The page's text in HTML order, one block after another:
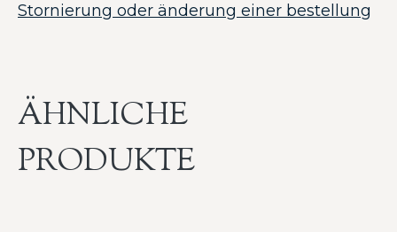
Stornierung oder änderung einer bestellung
ÄHNLICHE
PRODUKTE